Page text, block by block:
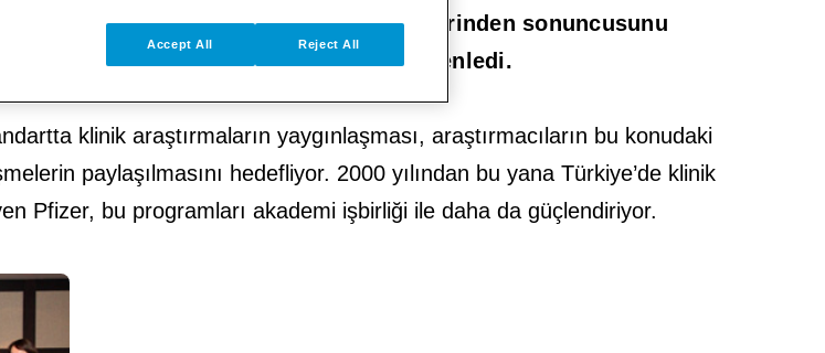
eğitim sunduğu Araştırmacı Eğitimlerinden sonuncusunu
11 – 12 Mayıs’ta Erzurum’da düzenledi.
klinik araştırmaların yaygınlaşması, araştırmacıların bu konudaki
paylaşılmasını hedefliyor. 2000 yılından bu yana Türkiye’de klinik
Pfizer, bu programları akademi işbirliği ile daha da güçlendiriyor.
Reject All
Accept All